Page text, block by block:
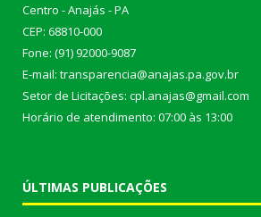
Centro - Anajás - PA
CEP: 68810-000
Fone: (91) 92000-9087
E-mail: transparencia@anajas.pa.gov.br
Setor de Licitações: cpl.anajas@gmail.com
Horário de atendimento: 07:00 às 13:00
ÚLTIMAS PUBLICAÇÕES